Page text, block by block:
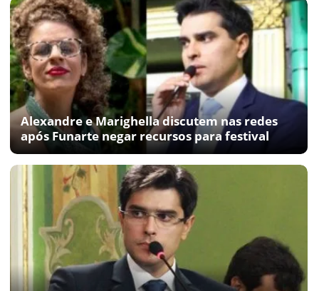
Alexandre e Marighella discutem nas redes
após Funarte negar recursos para festival